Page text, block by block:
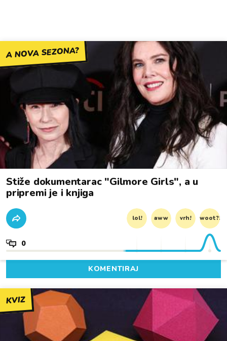
A NOVA SEZONA?
Stiže dokumentarac "Gilmore Girls", a u
pripremi je i knjiga
lol! aww vrh! woot?!
0
KOMENTIRAJ
KVIZ